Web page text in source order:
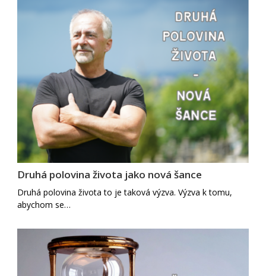
Druhá polovina života jako nová šance
Druhá polovina života to je taková výzva. Výzva k tomu,
abychom se…